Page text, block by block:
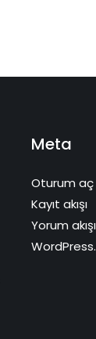
Meta
Oturum aç
Kayıt akışı
Yorum akışı